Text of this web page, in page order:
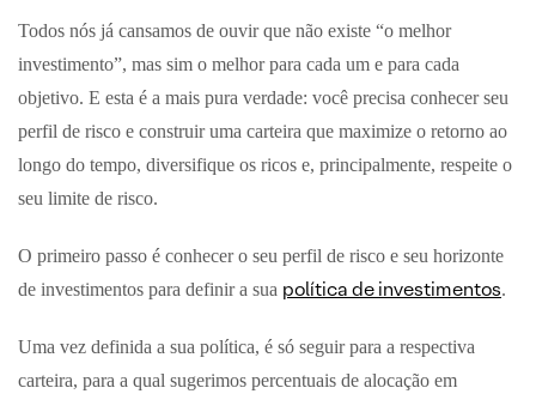
Todos nós já cansamos de ouvir que não existe “o melhor
investimento”, mas sim o melhor para cada um e para cada
objetivo. E esta é a mais pura verdade: você precisa conhecer seu
perfil de risco e construir uma carteira que maximize o retorno ao
longo do tempo, diversifique os ricos e, principalmente, respeite o
seu limite de risco.
O primeiro passo é conhecer o seu perfil de risco e seu horizonte
de investimentos para definir a sua política de investimentos.
Uma vez definida a sua política, é só seguir para a respectiva
carteira, para a qual sugerimos percentuais de alocação em